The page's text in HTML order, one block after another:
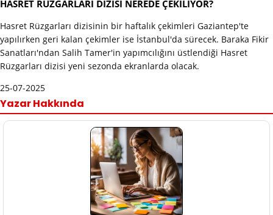
HASRET RÜZGARLARI DİZİSİ NEREDE ÇEKİLİYOR?
Hasret Rüzgarları dizisinin bir haftalık çekimleri Gaziantep'te
yapılırken geri kalan çekimler ise İstanbul'da sürecek. Baraka Fikir
Sanatları'ndan Salih Tamer'in yapımcılığını üstlendiği Hasret
Rüzgarları dizisi yeni sezonda ekranlarda olacak.
25-07-2025
Yazar Hakkında